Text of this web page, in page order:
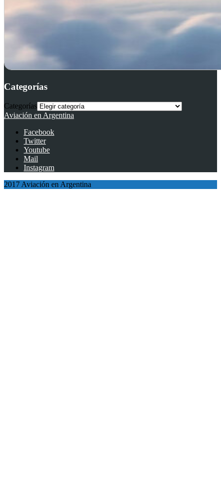
Categorías
Categorías
Aviación en Argentina
Facebook
Twitter
Youtube
Mail
Instagram
2017 Aviación en Argentina